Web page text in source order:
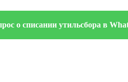
о списании утильсбора в